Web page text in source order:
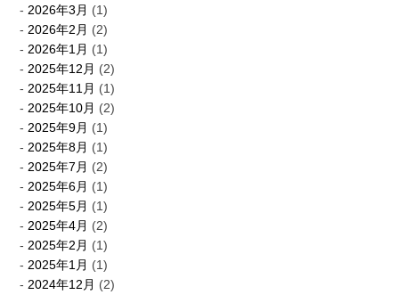
2026年3月 (1)
2026年2月 (2)
2026年1月 (1)
2025年12月 (2)
2025年11月 (1)
2025年10月 (2)
2025年9月 (1)
2025年8月 (1)
2025年7月 (2)
2025年6月 (1)
2025年5月 (1)
2025年4月 (2)
2025年2月 (1)
2025年1月 (1)
2024年12月 (2)